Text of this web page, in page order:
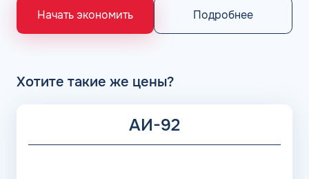
Начать экономить Подробнее
Хотите такие же цены?
АИ-92